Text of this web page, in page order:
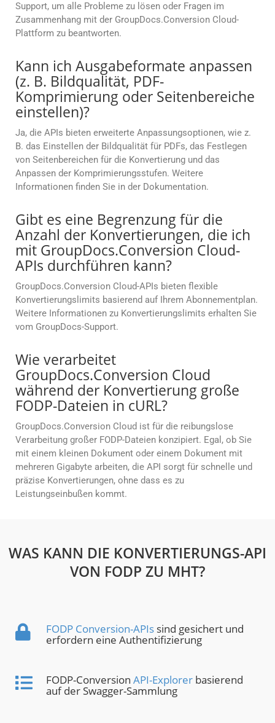
Support, um alle Probleme zu lösen oder Fragen im
Zusammenhang mit der GroupDocs.Conversion Cloud-
Plattform zu beantworten.
Kann ich Ausgabeformate anpassen
(z. B. Bildqualität, PDF-
Komprimierung oder Seitenbereiche
einstellen)?
Ja, die APIs bieten erweiterte Anpassungsoptionen, wie z.
B. das Einstellen der Bildqualität für PDFs, das Festlegen
von Seitenbereichen für die Konvertierung und das
Anpassen der Komprimierungsstufen. Weitere
Informationen finden Sie in der Dokumentation.
Gibt es eine Begrenzung für die
Anzahl der Konvertierungen, die ich
mit GroupDocs.Conversion Cloud-
APIs durchführen kann?
GroupDocs.Conversion Cloud-APIs bieten flexible
Konvertierungslimits basierend auf Ihrem Abonnementplan.
Weitere Informationen zu Konvertierungslimits erhalten Sie
vom GroupDocs-Support.
Wie verarbeitet
GroupDocs.Conversion Cloud
während der Konvertierung große
FODP-Dateien in cURL?
GroupDocs.Conversion Cloud ist für die reibungslose
Verarbeitung großer FODP-Dateien konzipiert. Egal, ob Sie
mit einem kleinen Dokument oder einem Dokument mit
mehreren Gigabyte arbeiten, die API sorgt für schnelle und
präzise Konvertierungen, ohne dass es zu
Leistungseinbußen kommt.
WAS KANN DIE KONVERTIERUNGS-API
VON FODP ZU MHT?
FODP Conversion-APIs sind gesichert und
erfordern eine Authentifizierung
FODP-Conversion API-Explorer basierend
auf der Swagger-Sammlung